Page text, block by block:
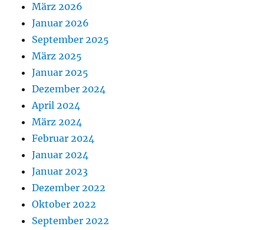
März 2026
Januar 2026
September 2025
März 2025
Januar 2025
Dezember 2024
April 2024
März 2024
Februar 2024
Januar 2024
Januar 2023
Dezember 2022
Oktober 2022
September 2022